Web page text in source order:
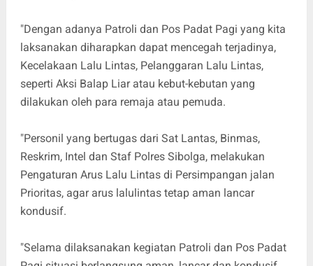
"Dengan adanya Patroli dan Pos Padat Pagi yang kita
laksanakan diharapkan dapat mencegah terjadinya,
Kecelakaan Lalu Lintas, Pelanggaran Lalu Lintas,
seperti Aksi Balap Liar atau kebut-kebutan yang
dilakukan oleh para remaja atau pemuda.
"Personil yang bertugas dari Sat Lantas, Binmas,
Reskrim, Intel dan Staf Polres Sibolga, melakukan
Pengaturan Arus Lalu Lintas di Persimpangan jalan
Prioritas, agar arus lalulintas tetap aman lancar
kondusif.
"Selama dilaksanakan kegiatan Patroli dan Pos Padat